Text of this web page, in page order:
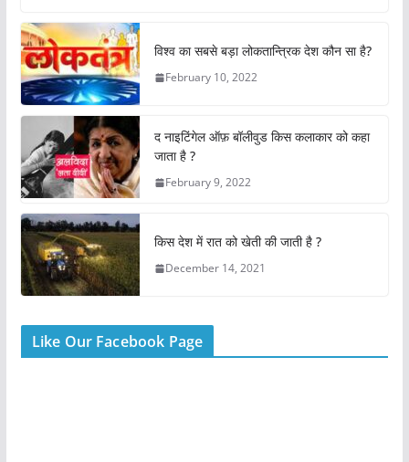
c
e
b
o
o
k
at
s
A
p
p
er e
st
l e
विश्व का सबसे बड़ा लोकतान्त्रिक देश कौन सा है?
February 10, 2022
द नाइटिंगेल ऑफ़ बॉलीवुड किस कलाकार को कहा
जाता है ?
February 9, 2022
किस देश में रात को खेती की जाती है ?
December 14, 2021
Like Our Facebook Page